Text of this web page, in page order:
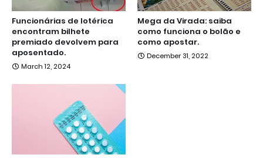
Funcionárias de lotérica
encontram bilhete
premiado devolvem para
aposentado.
March 12, 2024
Mega da Virada: saiba
como funciona o bolão e
como apostar.
December 31, 2022